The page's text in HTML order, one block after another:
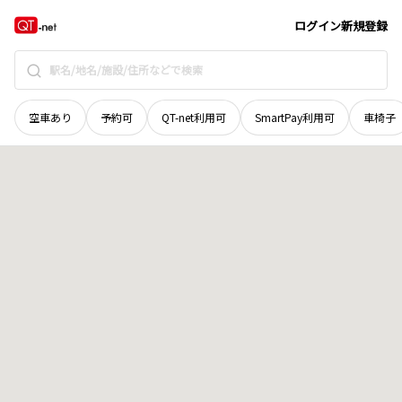
ログイン新規登録
空車あり 予約可 QT-net利用可 SmartPay利用可 車椅子
群馬県